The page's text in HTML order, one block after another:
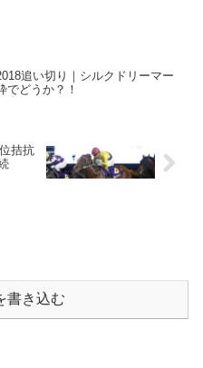
追い切り｜シルクドリーマー
でどうか？！
拮抗
書き込む